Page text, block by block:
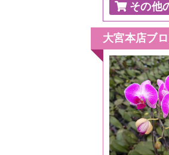
その他
大宮本店ブ